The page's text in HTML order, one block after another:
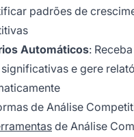
padrões de
Automáticos:
e gere
de Análise
de Análise